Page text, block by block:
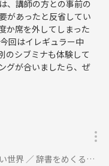
、講師の方との事前の
があったと反省してい
か席を外してしまった
回はイレギュラー中
のシブミナも体験して
グが合いましたら、ぜ
をめくる会［あ行の辻］に参加